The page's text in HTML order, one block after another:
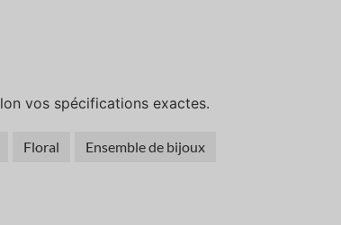
vos spécifications exactes.
Floral Ensemble de bijoux